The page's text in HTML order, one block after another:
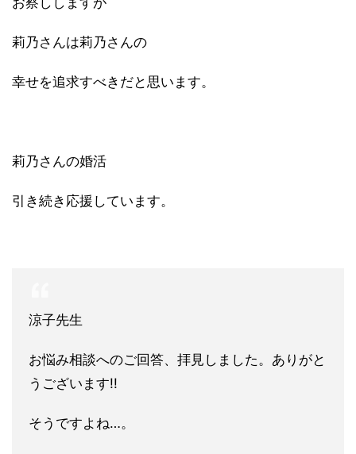
莉乃さんは莉乃さんの
幸せを追求すべきだと思います。
莉乃さんの婚活
引き続き応援しています。
涼子先生
お悩み相談へのご回答、拝見しました。ありがと
うございます!!
そうですよね…。